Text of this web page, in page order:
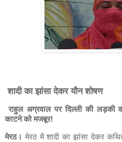
शादी का झांसा देकर यौन शोषण
राहुल अग्रवाल पर दिल्ली की
काटने को मजबूर!
मेरठ। मेरठ में शादी का झांसा देकर